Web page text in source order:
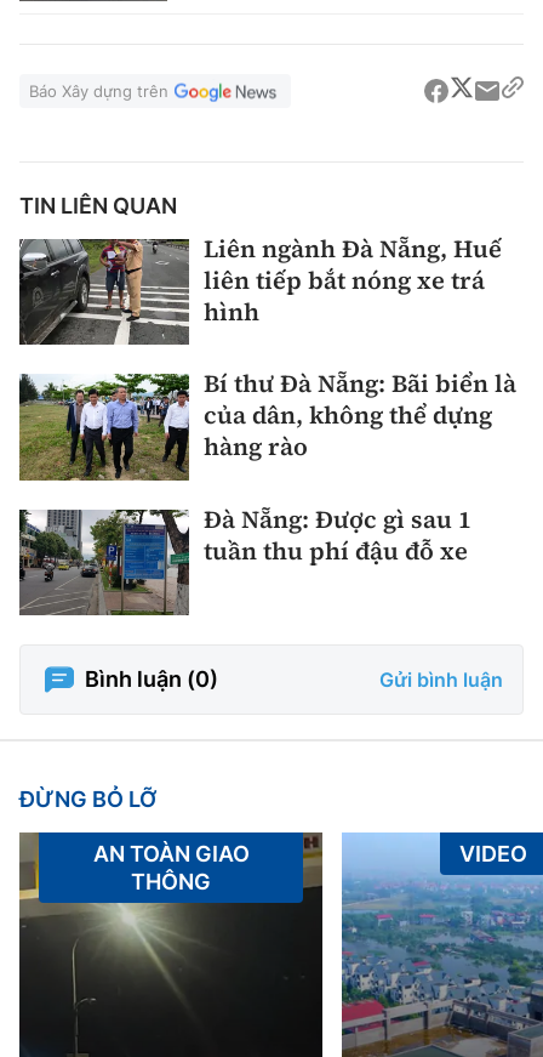
Báo Xây dựng trên
TIN LIÊN QUAN
Liên ngành Đà Nẵng, Huế
liên tiếp bắt nóng xe trá
hình
Bí thư Đà Nẵng: Bãi biển là
của dân, không thể dựng
hàng rào
Đà Nẵng: Được gì sau 1
tuần thu phí đậu đỗ xe
Bình luận (0) Gửi bình luận
ĐỪNG BỎ LỠ
AN TOÀN GIAO
THÔNG
VIDEO